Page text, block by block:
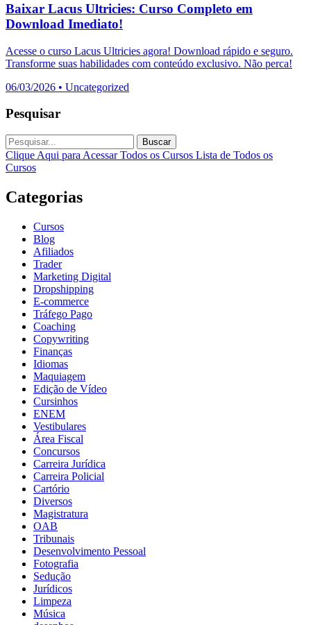
Baixar Lacus Ultricies: Curso Completo em
Download Imediato!
Acesse o curso Lacus Ultricies agora! Download rápido e seguro.
Transforme suas habilidades com conteúdo exclusivo. Não perca!
06/03/2026 • Uncategorized
Pesquisar
Buscar
Clique Aqui para Acessar Todos os Cursos Lista de Todos os
Cursos
Categorias
Cursos
Blog
Afiliados
Trader
Marketing Digital
Dropshipping
E-commerce
Tráfego Pago
Coaching
Copywriting
Finanças
Idiomas
Maquiagem
Edição de Vídeo
Cursinhos
ENEM
Vestibulares
Área Fiscal
Concursos
Carreira Jurídica
Carreira Policial
Cartório
Diversos
Magistratura
OAB
Tribunais
Desenvolvimento Pessoal
Fotografia
Sedução
Jurídicos
Limpeza
Música